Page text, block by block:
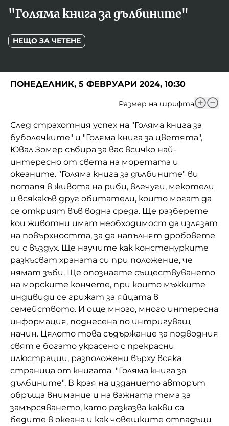
Фантазирай
Приказки
Музикална кутийка
От соул до рокендрол
Яйцето на света
Къщата
Златната ябълка
Непознатите думи
Като Айнщайн
Домашен любимец
Питаме Ви
До ре ми
Игри
Кои сме ние?
Архивен фонд на БНР
"Голяма книга за дълбините"
НЕЩО ЗА ЧЕТЕНЕ
ПОНЕДЕЛНИК, 5 ФЕВРУАРИ 2024, 10:30
Размер на шрифта
След страхотния успех на "Голяма книга за
буболечките" и "Голяма книга за цветята",
Ювал Зомер събира за вас всичко най-
интересно от света на моретата и
океаните. "Голяма книга за дълбините" ви
потапя в живота на риби, влечуги, мекотели
и всякакъв друг обитатели, които могат да
се открият във водна среда. Ще разберете
кои животни имат необходимост да излязат
на повърхността, за да напълнят дробовете
си с въздух. Ще научите как констенурките
разкъсват храната си при положение, че
нямат зъби. Ще опознаете съществуването
на морските кончете, при които мъжките
индивиди се грижат за яйцата в
семейството. И още много, много интересна
информация, поднесена по интригуващ
начин. Цялото това съдържание за подводния
свят е богато украсено с прекрасни
илюстрации, разположени върху всяка
страница от книгата "Голяма книга за
дълбините". В края на изданието авторът
обръща внимание и на важната тема за
замърсяването, като разказва какви са
бедите в океана и как човешките отпадъци